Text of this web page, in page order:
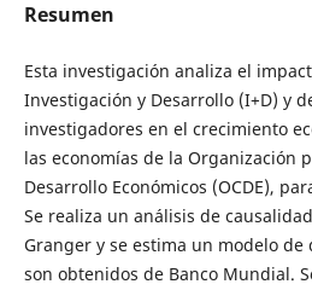
Resumen
Esta investigación analiza el
Investigación y Desarrollo (I+D) y
investigadores en el crecimiento
las economías de la Organización
Desarrollo Económicos (OCDE),
Se realiza un análisis de
Granger y se estima un modelo de
son obtenidos de Banco Mundial.